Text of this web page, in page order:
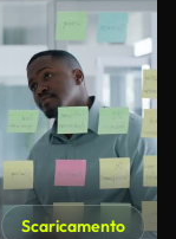
Scaricamento